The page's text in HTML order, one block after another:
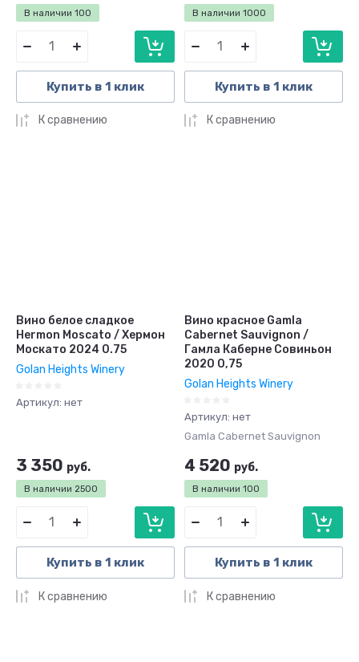
В наличии 100
Купить в 1 клик
К сравнению
В наличии 1000
Купить в 1 клик
К сравнению
Вино белое сладкое
Hermon Moscato / Хермон
Москато 2024 0.75
Golan Heights Winery
Артикул: нет
В наличии 2500
3 350 руб.
Купить в 1 клик
К сравнению
Вино красное Gamla
Cabernet Sauvignon /
Гамла Каберне Совиньон
2020 0,75
Golan Heights Winery
Артикул: нет
Gamla Cabernet Sauvignon
В наличии 100
4 520 руб.
Купить в 1 клик
К сравнению